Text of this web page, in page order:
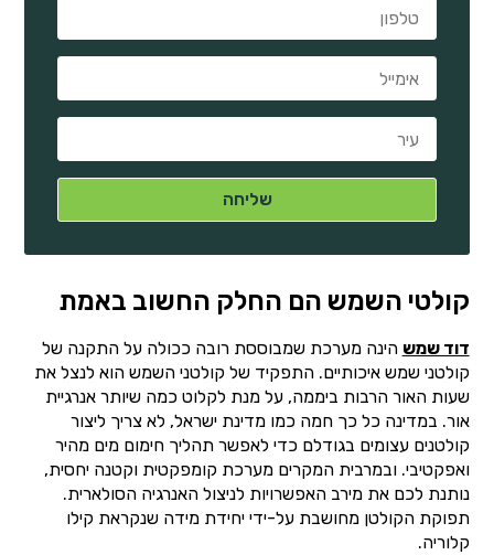
קולטי השמש הם החלק החשוב באמת
דוד שמש הינה מערכת שמבוססת רובה ככולה על התקנה של
קולטני שמש איכותיים. התפקיד של קולטני השמש הוא לנצל את
שעות האור הרבות ביממה, על מנת לקלוט כמה שיותר אנרגיית
אור. במדינה כל כך חמה כמו מדינת ישראל, לא צריך ליצור
קולטנים עצומים בגודלם כדי לאפשר תהליך חימום מים מהיר
ואפקטיבי. ובמרבית המקרים מערכת קומפקטית וקטנה יחסית,
נותנת לכם את מירב האפשרויות לניצול האנרגיה הסולארית.
תפוקת הקולטן מחושבת על-ידי יחידת מידה שנקראת קילו
קלוריה.